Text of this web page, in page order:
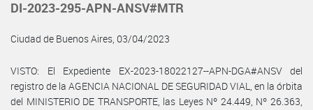
DI-2023-295-APN-ANSV#MTR
Ciudad de Buenos Aires, 03/04/2023
VISTO: El Expediente EX-2023-18022127--APN-DGA#ANSV del
registro de la AGENCIA NACIONAL DE SEGURIDAD VIAL, en la órbita
del MINISTERIO DE TRANSPORTE, las Leyes Nº 24.449, Nº 26.363,